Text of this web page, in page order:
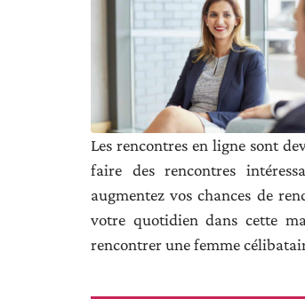
Les rencontres en ligne sont
faire des rencontres
augmentez vos chances de
votre quotidien dans cette
rencontrer une femme